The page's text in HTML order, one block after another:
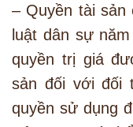
– Quyền tài sản
luật dân sự
quyền trị giá
sản đối với đối
quyền sử dụng